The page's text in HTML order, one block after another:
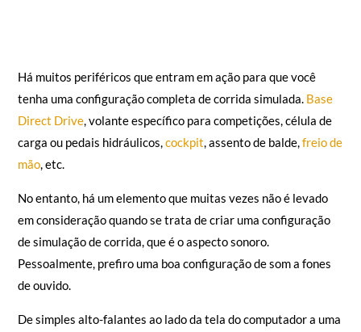
Há muitos periféricos que entram em ação para que você
tenha uma configuração completa de corrida simulada. Base
Direct Drive, volante específico para competições, célula de
carga ou pedais hidráulicos,cockpit, assento de balde,freio de
mão, etc.
No entanto, há um elemento que muitas vezes não é levado
em consideração quando se trata de criar uma configuração
de simulação de corrida, que é o aspecto sonoro.
Pessoalmente, prefiro uma boa configuração de som a fones
de ouvido.
De simples alto-falantes ao lado da tela do computador a uma